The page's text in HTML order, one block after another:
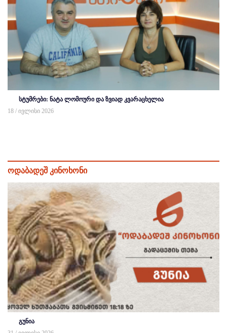
სტუმრები: ნატა ლომოური და ზვიად კვარაცხელია
18 / ივლისი 2026
ოდაბადეშ კინოხონი
გუნია